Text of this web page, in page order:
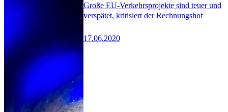
Große EU-Verkehrsprojekte sind teuer und
verspätet, kritisiert der Rechnungshof
17.06.2020